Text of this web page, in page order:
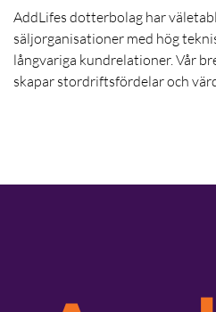
AddLifes dotterbolag har
säljorganisationer med hög
långvariga kundrelationer. Vår
skapar stordriftsfördelar och